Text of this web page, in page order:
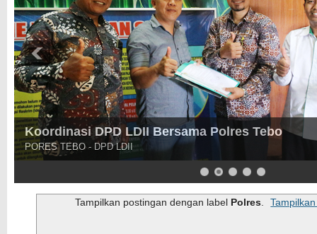
Koordinasi DPD LDII Bersama Polres Tebo
PORES TEBO - DPD LDII
Tampilkan postingan dengan label Polres.